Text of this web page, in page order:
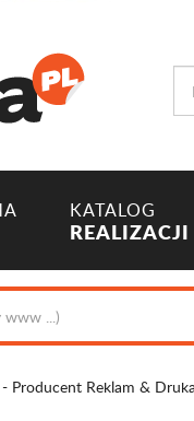
KATALOG
REALIZACJI
Producent Reklam &